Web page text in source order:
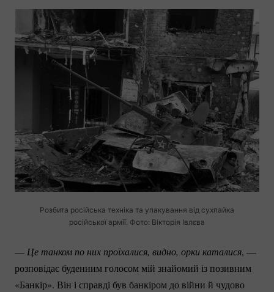
Розбита російська техніка та упакування від сухпайка
російської армії. Фото: Вікторія Івлєва
— Це танком по них проїхалися, видно, орки каталися, —
розповідає буденним голосом мій знайомий із позивним
«Банкір». Він і справді був банкіром до війни й чудово